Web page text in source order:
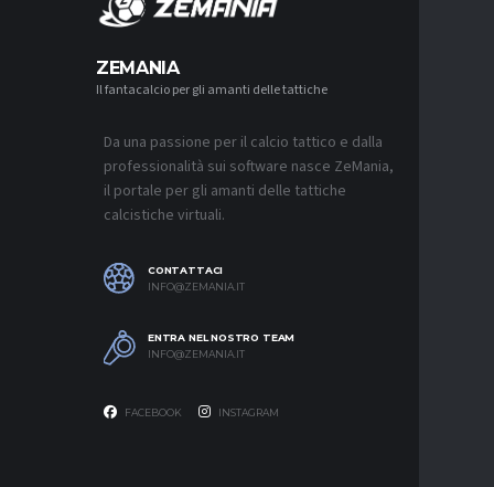
ZEMANIA
Il fantacalcio per gli amanti delle tattiche
Da una passione per il calcio tattico e dalla
professionalità sui software nasce ZeMania,
il portale per gli amanti delle tattiche
calcistiche virtuali.
CONTATTACI
INFO@ZEMANIA.IT
ENTRA NEL NOSTRO TEAM
INFO@ZEMANIA.IT
FACEBOOK INSTAGRAM